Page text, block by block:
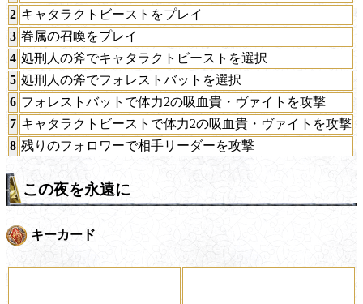
2 キャタラクトビーストをプレイ
3 眷属の召喚をプレイ
4 処刑人の斧でキャタラクトビーストを選択
5 処刑人の斧でフォレストバットを選択
6 フォレストバットで体力2の吸血貴・ヴァイトを攻撃
7 キャタラクトビーストで体力2の吸血貴・ヴァイトを攻撃
8 残りのフォロワーで相手リーダーを攻撃
この夜を永遠に
キーカード